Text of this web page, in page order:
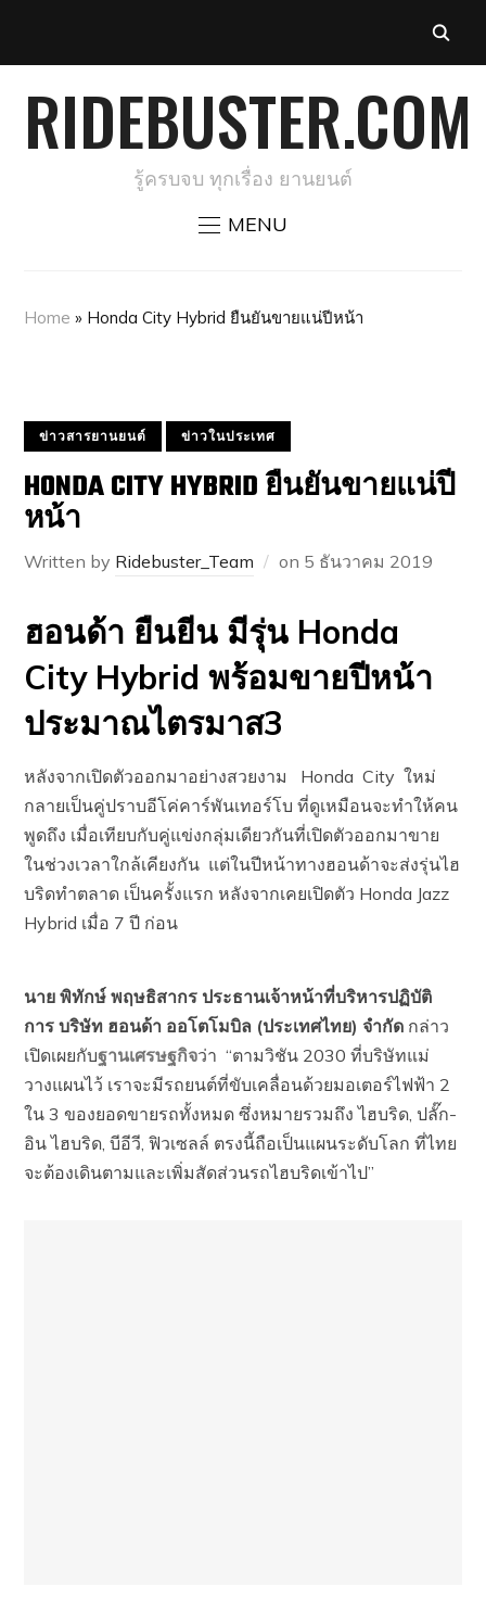
RIDEBUSTER.COM
รู้ครบจบ ทุกเรื่อง ยานยนต์
MENU
Home » Honda City Hybrid ยืนยันขายแน่ปีหน้า
ข่าวสารยานยนต์ ข่าวในประเทศ
HONDA CITY HYBRID ยืนยันขายแน่ปี
หน้า
Written by Ridebuster_Team on 5 ธันวาคม 2019
ฮอนด้า ยืนยีน มีรุ่น Honda
City Hybrid พร้อมขายปีหน้า
ประมาณไตรมาส3
หลังจากเปิดตัวออกมาอย่างสวยงาม Honda City ใหม่
กลายเป็นคู่ปราบอีโค่คาร์พันเทอร์โบ ที่ดูเหมือนจะทำให้คน
พูดถึง เมื่อเทียบกับคู่แข่งกลุ่มเดียวกันที่เปิดตัวออกมาขาย
ในช่วงเวลาใกล้เคียงกัน แต่ในปีหน้าทางฮอนด้าจะส่งรุ่นไฮ
บริดทำตลาด เป็นครั้งแรก หลังจากเคยเปิดตัว Honda Jazz
Hybrid เมื่อ 7 ปี ก่อน
นาย พิทักษ์ พฤษธิสากร ประธานเจ้าหน้าที่บริหารปฏิบัติ
การ บริษัท ฮอนด้า ออโตโมบิล (ประเทศไทย) จำกัด กล่าว
เปิดเผยกับฐานเศรษฐกิจว่า “ตามวิชัน 2030 ที่บริษัทแม่
วางแผนไว้ เราจะมีรถยนต์ที่ขับเคลื่อนด้วยมอเตอร์ไฟฟ้า 2
ใน 3 ของยอดขายรถทั้งหมด ซึ่งหมายรวมถึง ไฮบริด, ปลั๊ก-
อิน ไฮบริด, บีอีวี, ฟิวเซลล์ ตรงนี้ถือเป็นแผนระดับโลก ที่ไทย
จะต้องเดินตามและเพิ่มสัดส่วนรถไฮบริดเข้าไป”